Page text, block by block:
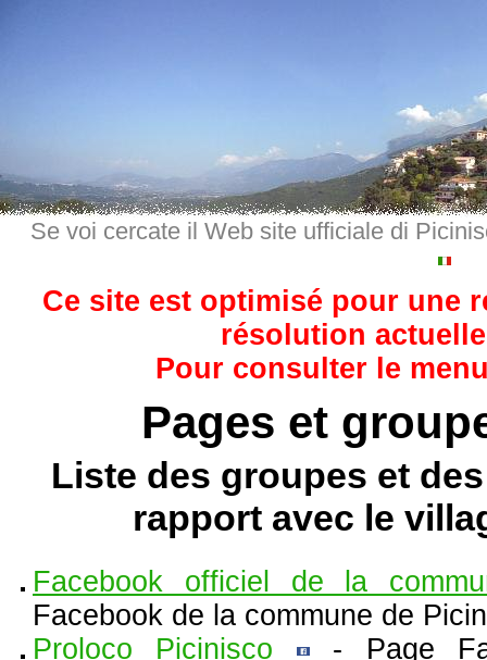
Se voi cercate il Web site ufficiale di
Ce site est optimisé pour une
résolution
Pour consulter le
Pages et
Liste des groupes et
rapport avec le
Facebook officiel de la
Facebook de la commune de
Proloco Picinisco
- Page